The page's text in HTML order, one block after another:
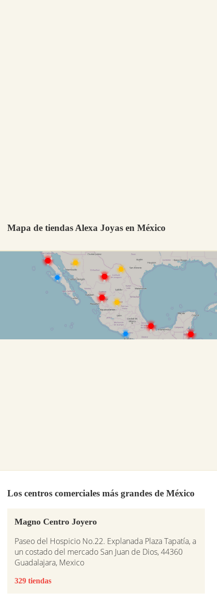
Mapa de tiendas Alexa Joyas en México
Los centros comerciales más grandes de México
Magno Centro Joyero
Paseo del Hospicio No.22. Explanada Plaza Tapatía, a
un costado del mercado San Juan de Dios, 44360
Guadalajara, Mexico
329 tiendas